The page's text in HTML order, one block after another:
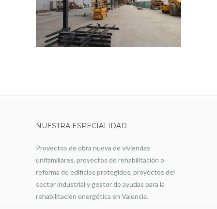
NUESTRA ESPECIALIDAD
Proyectos de obra nueva de viviendas
unifamiliares, proyectos de rehabilitación o
reforma de edificios protegidos, proyectos del
sector industrial y gestor de ayudas para la
rehabilitación energética en Valencia.